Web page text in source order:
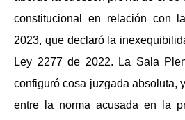
constitucional en relación con
2023, que declaró la
Ley 2277 de 2022. La Sala
configuró cosa juzgada absoluta,
entre la norma acusada en la